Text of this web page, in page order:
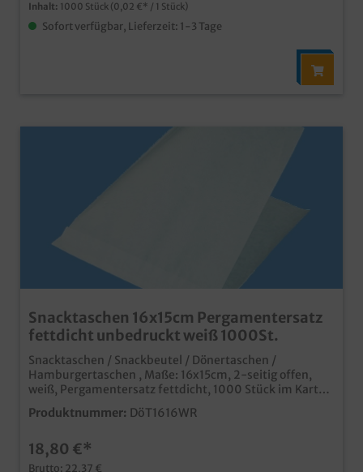
Inhalt: 1000 Stück (0,02 €* / 1 Stück)
Sofort verfügbar, Lieferzeit: 1-3 Tage
Snacktaschen 16x15cm Pergamentersatz
fettdicht unbedruckt weiß 1000St.
Snacktaschen / Snackbeutel / Dönertaschen /
Hamburgertaschen , Maße: 16x15cm, 2-seitig offen,
weiß, Pergamentersatz fettdicht, 1000 Stück im Karton
praktische Anfasshilfe für Burger, Sandwiches, Döner,
usw. aus fettdichtem Pergamentersatz Papier,
und Lieferservice auch individuell bedruckbar, fragen
Sie einfach unseren Kundenservice
Produktnummer: DöT1616WR
18,80 €*
Brutto: 22,37 €